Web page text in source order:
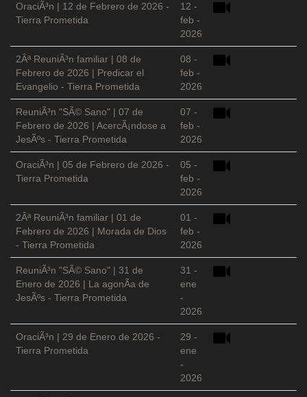
OraciÃ³n | 12 de Febrero de 2026 -
Tierra Prometida
12 -
feb -
2026
2Âª ReuniÃ³n familiar | 08 de
Febrero de 2026 | Predicar el
Evangelio - Tierra Prometida
08 -
feb -
2026
ReuniÃ³n "SÃ© Sano" | 07 de
Febrero de 2026 | AcercÃ¡ndose a
JesÃºs - Tierra Prometida
07 -
feb -
2026
OraciÃ³n | 05 de Febrero de 2026 -
Tierra Prometida
05 -
feb -
2026
2Âª ReuniÃ³n familiar | 01 de
Febrero de 2026 | Morada de Dios
- Tierra Prometida
01 -
feb -
2026
ReuniÃ³n "SÃ© Sano" | 31 de
Enero de 2026 | La agonÃ­a de
JesÃºs - Tierra Prometida
31 -
ene
-
2026
OraciÃ³n | 29 de Enero de 2026 -
Tierra Prometida
29 -
ene
-
2026